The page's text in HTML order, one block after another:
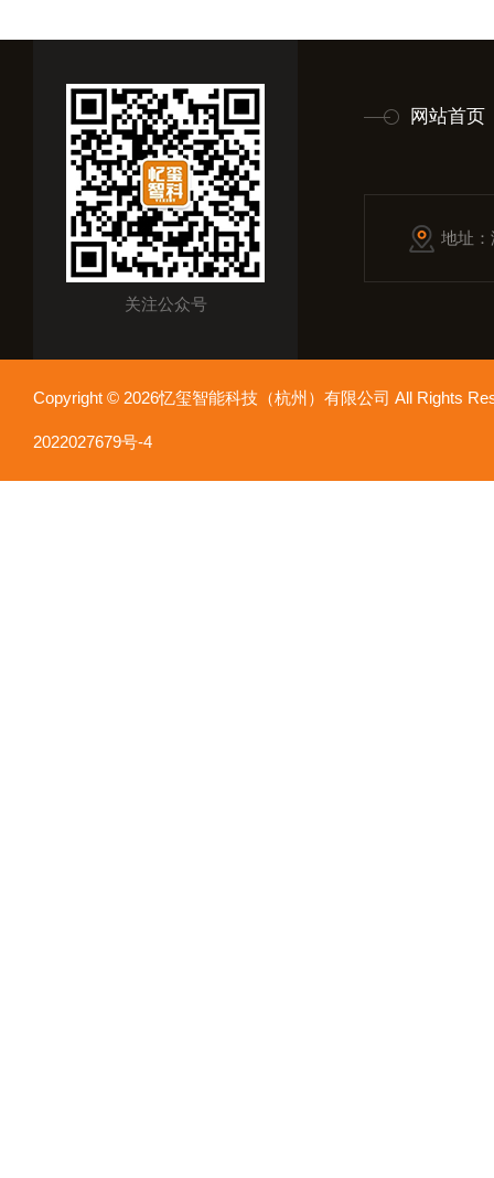
关注公众号
网站首页
地址：
Copyright © 2026忆玺智能科技（杭州）有限公司 All Rights
2022027679号-4